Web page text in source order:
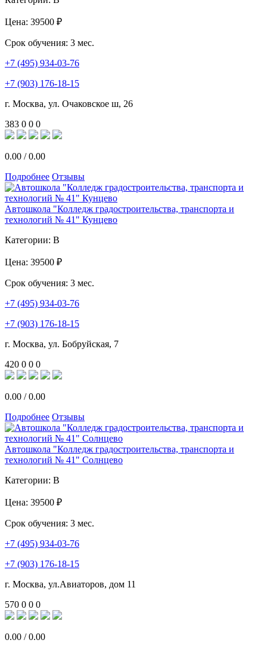
Цена: 39500 ₽
Срок обучения: 3 мес.
+7 (495) 934-03-76
+7 (903) 176-18-15
г. Москва, ул. Очаковское ш, 26
383 0 0 0
0.00 /0.00
Подробнее Отзывы
Автошкола "Колледж градостроительства, транспорта и
технологий № 41" Кунцево
Категории: B
Цена: 39500 ₽
Срок обучения: 3 мес.
+7 (495) 934-03-76
+7 (903) 176-18-15
г. Москва, ул. Бобруйская, 7
420 0 0 0
0.00 /0.00
Подробнее Отзывы
Автошкола "Колледж градостроительства, транспорта и
технологий № 41" Солнцево
Категории: B
Цена: 39500 ₽
Срок обучения: 3 мес.
+7 (495) 934-03-76
+7 (903) 176-18-15
г. Москва, ул.Авиаторов, дом 11
570 0 0 0
0.00 /0.00